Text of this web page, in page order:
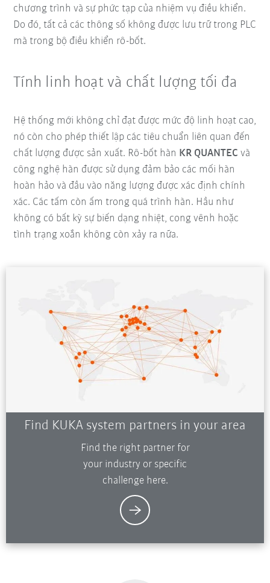
chương trình và sự phức tạp của nhiệm vụ điều khiển.
Do đó, tất cả các thông số không được lưu trữ trong PLC
mà trong bộ điều khiển rô-bốt.
Tính linh hoạt và chất lượng tối đa
Hệ thống mới không chỉ đạt được mức độ linh hoạt cao,
nó còn cho phép thiết lập các tiêu chuẩn liên quan đến
chất lượng được sản xuất. Rô-bốt hàn KR QUANTEC và
công nghệ hàn được sử dụng đảm bảo các mối hàn
hoàn hảo và đầu vào năng lượng được xác định chính
xác. Các tấm còn ấm trong quá trình hàn. Hầu như
không có bất kỳ sự biến dạng nhiệt, cong vênh hoặc
tình trạng xoắn không còn xảy ra nữa.
Find KUKA system partners in your area
Find the right partner for
your industry or specific
challenge here.